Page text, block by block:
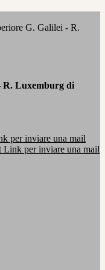
G. Galilei - R.
R. Luxemburg di
per inviare una mail
Link per inviare una mail